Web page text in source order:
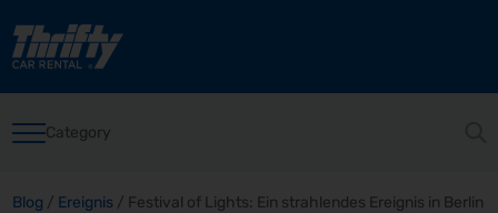
Category
Blog / Ereignis / Festival of Lights: Ein strahlendes Ereignis in Berlin